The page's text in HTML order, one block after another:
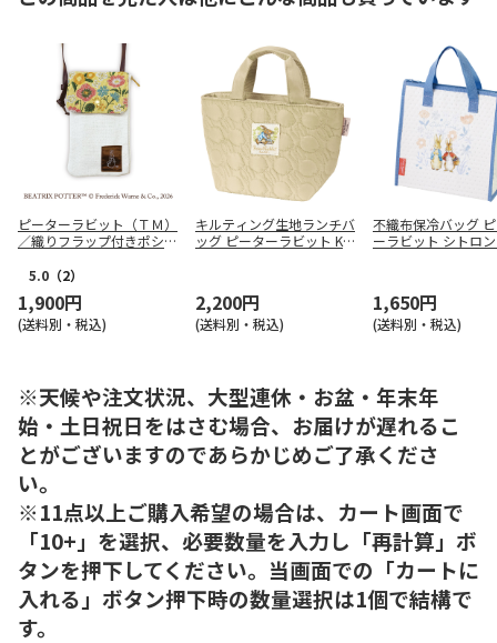
ピーターラビット（ＴＭ）
／織りフラップ付きポシェ
5.0 （2）
1,900円
(送料別・税込)
キルティング生地ランチバ
ッグ ピーターラビット KK
2,200円
(送料別・税込)
不織布保冷バッグ
ーラビット シトロ
1,650円
(送料別・税込)
※天候や注文状況、大型連休・お盆・年末年
始・土日祝日をはさむ場合、お届けが遅れるこ
とがございますのであらかじめご了承くださ
い。
※11点以上ご購入希望の場合は、カート画面で
「10+」を選択、必要数量を入力し「再計算」ボ
タンを押下してください。当画面での「カートに
入れる」ボタン押下時の数量選択は1個で結構で
す。